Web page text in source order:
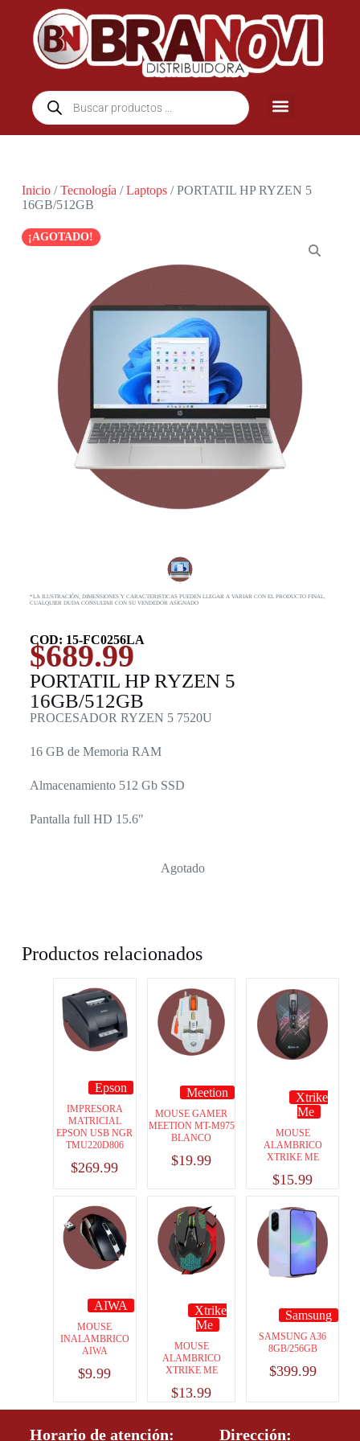
Inicio/Tecnología /Laptops/ PORTATIL HP RYZEN 5
16GB/512GB
¡AGOTADO!
*LA ILUSTRACIÓN, DIMENSIONES Y CARACTERISTICAS PUEDEN LLEGAR A VARIAR CON EL PRODUCTO FINAL,
CUALQUIER DUDA CONSULTAR CON SU VENDEDOR ASIGNADO
COD: 15-FC0256LA
$689.99
PORTATIL HP RYZEN 5
16GB/512GB
PROCESADOR RYZEN 5 7520U
16 GB de Memoria RAM
Almacenamiento 512 Gb SSD
Pantalla full HD 15.6″
Agotado
Productos relacionados
Epson
IMPRESORA
MATRICIAL
EPSON USB NGR
TMU220D806
$269.99
Meetion
MOUSE GAMER
MEETION MT-M975
BLANCO
$19.99
Xtrike
Me
MOUSE
ALAMBRICO
XTRIKE ME
$15.99
AIWA
MOUSE
INALAMBRICO
AIWA
$9.99
Xtrike
Me
MOUSE
ALAMBRICO
XTRIKE ME
$13.99
Samsung
SAMSUNG A36
8GB/256GB
$399.99
Horario de atención: Dirección: